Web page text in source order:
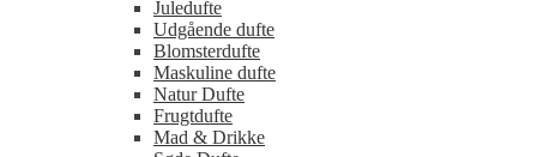
Juledufte
Udgående dufte
Blomsterdufte
Maskuline dufte
Natur Dufte
Frugtdufte
Mad & Drikke